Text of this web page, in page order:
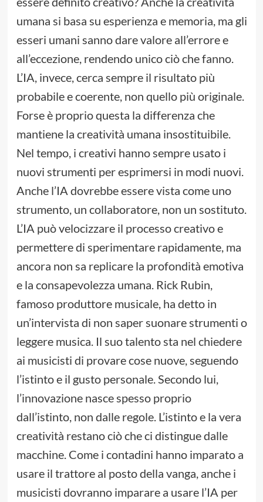
umana si basa su esperienza e memoria, ma gli
esseri umani sanno dare valore all’errore e
all’eccezione, rendendo unico ciò che fanno.
L’IA, invece, cerca sempre il risultato più
probabile e coerente, non quello più originale.
Forse è proprio questa la differenza che
mantiene la creatività umana insostituibile.
Nel tempo, i creativi hanno sempre usato i
nuovi strumenti per esprimersi in modi nuovi.
Anche l’IA dovrebbe essere vista come uno
strumento, un collaboratore, non un sostituto.
L’IA può velocizzare il processo creativo e
permettere di sperimentare rapidamente, ma
ancora non sa replicare la profondità emotiva
e la consapevolezza umana. Rick Rubin,
famoso produttore musicale, ha detto in
un’intervista di non saper suonare strumenti o
leggere musica. Il suo talento sta nel chiedere
ai musicisti di provare cose nuove, seguendo
l’istinto e il gusto personale. Secondo lui,
l’innovazione nasce spesso proprio
dall’istinto, non dalle regole. L’istinto e la vera
creatività restano ciò che ci distingue dalle
macchine. Come i contadini hanno imparato a
usare il trattore al posto della vanga, anche i
musicisti dovranno imparare a usare l’IA per